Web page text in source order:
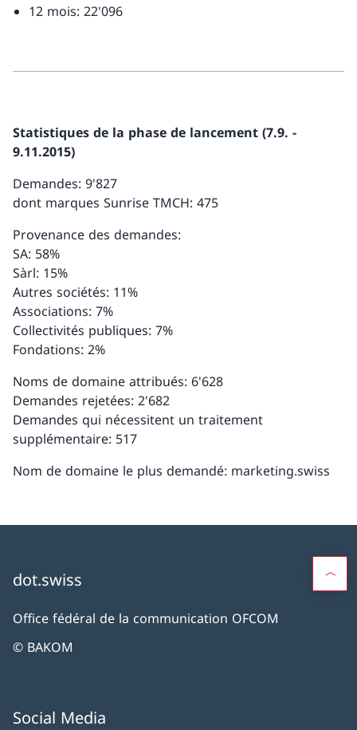
12 mois: 22'096
Statistiques de la phase de lancement (7.9. -
9.11.2015)
Demandes: 9'827
dont marques Sunrise TMCH: 475
Provenance des demandes:
SA: 58%
Sàrl: 15%
Autres sociétés: 11%
Associations: 7%
Collectivités publiques: 7%
Fondations: 2%
Noms de domaine attribués: 6'628
Demandes rejetées: 2'682
Demandes qui nécessitent un traitement
supplémentaire: 517
Nom de domaine le plus demandé: marketing.swiss
dot.swiss
Office fédéral de la communication OFCOM
© BAKOM
Social Media